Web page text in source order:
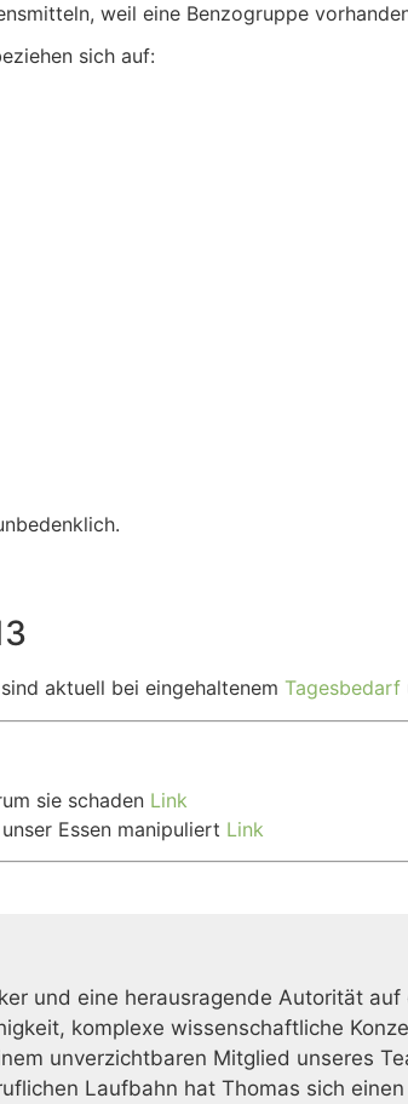
weil eine Benzogruppe
sich auf:
aktuell bei eingehaltenem Tagesbedarf
sie schaden Link
Essen manipuliert Link
und eine herausragende Autorität
komplexe wissenschaftliche
unverzichtbaren Mitglied unseres
Laufbahn hat Thomas sich